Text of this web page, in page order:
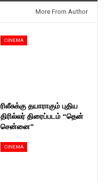
More From Author
CINEMA
ரிலீசுக்கு தயாராகும் புதிய
திரில்லர் திரைப்படம் “தென்
சென்னை”
CINEMA